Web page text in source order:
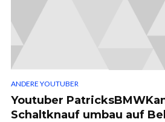
ANDERE YOUTUBER
Youtuber
Schaltknauf umbau auf